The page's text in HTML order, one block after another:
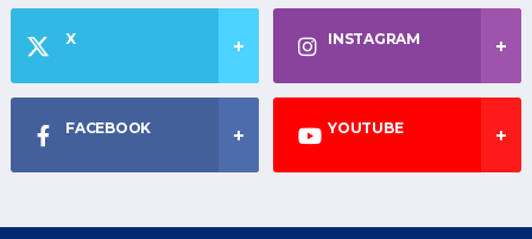
X INSTAGRAM
FACEBOOK YOUTUBE